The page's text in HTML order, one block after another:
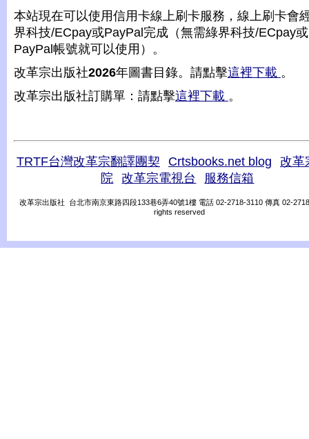
本站現在可以使用信用卡線上刷卡服務，線上刷卡會
界科技/ECpay或PayPal完成（無需綠界科技/ECpay或
PayPal帳號就可以使用）。
改革宗出版社2026年圖書目錄。請點擊這裡下載 。
改革宗出版社訂購單：請點擊這裡下載 。
TRTF台灣改革宗翻譯團契 Crtsbooks.net blog
改革
院
改革宗電視台 服務信箱
改革宗出版社 台北市南京東路四段133巷6弄40號1樓 電話 02-2718-3110 傳真 02-
rights reserved